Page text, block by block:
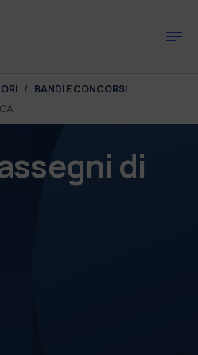
BANDI E CONCORSI
di